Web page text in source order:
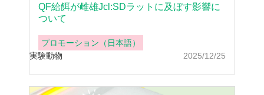
2025/12/25
QF給餌が雌雄Jcl:SDラットに及ぼす影響に
ついて
プロモーション（日本語）
実験動物